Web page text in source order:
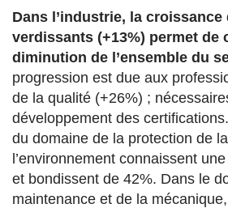
Dans l’industrie, la
verdissants (+13%) permet de
diminution de l’ensemble du
progression est due aux
de la qualité (+26%) ;
développement des
du domaine de la protection de
l’environnement connaissent
et bondissent de 42%. Dans le
maintenance et de la